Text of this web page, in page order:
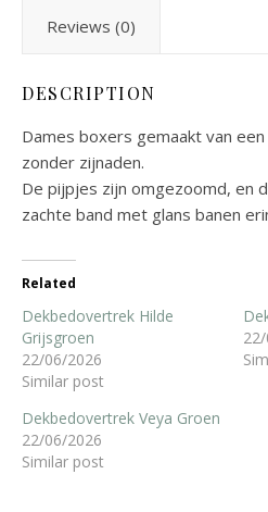
Reviews (0)
DESCRIPTION
Dames boxers gemaakt van
zonder zijnaden.
De pijpjes zijn omgezoomd, en
zachte band met glans banen
Related
Dekbedovertrek Hilde
Grijsgroen
22/06/2026
Similar post
Dekbedovertrek Veya Groen
22/06/2026
Similar post